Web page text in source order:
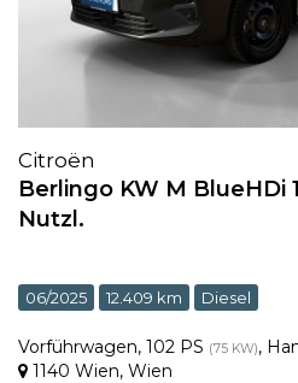
Citroën
Berlingo KW M BlueHDi
Nutzl.
06/2025 12.409 km Diesel
Vorführwagen, 102 PS (75 KW),
1140 Wien, Wien